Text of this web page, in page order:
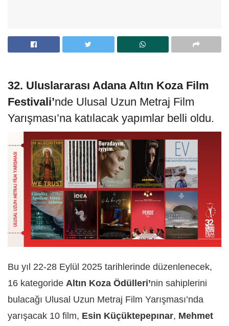
32. Uluslararası Adana Altın Koza Film
Festivali’nde Ulusal Uzun Metraj Film
Yarışması’na katılacak yapımlar belli oldu.
Bu yıl 22-28 Eylül 2025 tarihlerinde düzenlenecek,
16 kategoride Altın Koza Ödülleri’nin sahiplerini
bulacağı Ulusal Uzun Metraj Film Yarışması’nda
yarışacak 10 film, Esin Küçüktepepınar, Mehmet